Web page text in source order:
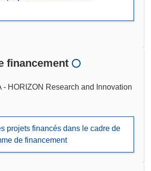
financement
- HORIZON Research and Innovation
projets financés dans le cadre de
de financement